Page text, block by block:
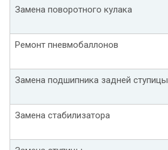
Замена поворотного кулака
Ремонт пневмобаллонов
Замена подшипника задней ступицы
Замена стабилизатора